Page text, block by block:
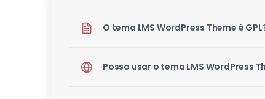
O tema LMS WordPress Theme é
Posso usar o tema LMS WordPress